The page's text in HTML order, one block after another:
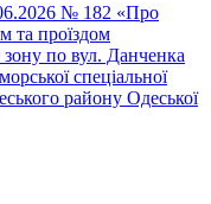
№ 182 «Про
та проїздом
зону по вул. Данченка
спеціальної
району Одеської